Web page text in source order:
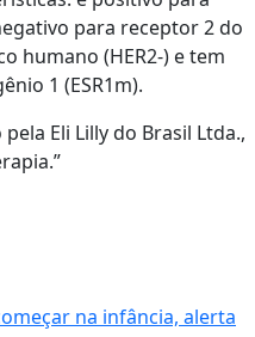
para receptor 2 do
humano (HER2-) e tem
1 (ESR1m).
Eli Lilly do Brasil Ltda.,
na infância, alerta